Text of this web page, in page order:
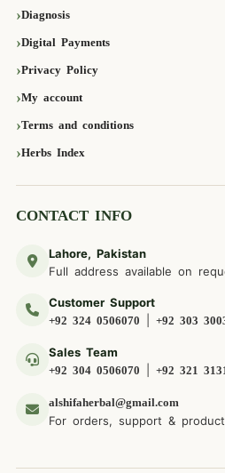
Diagnosis
Digital Payments
Privacy Policy
My account
Terms and conditions
Herbs Index
CONTACT INFO
Lahore, Pakistan
Full address available on
Customer Support
+92 324 0506070 +92 303
Sales Team
+92 304 0506070 +92 321
alshifaherbal@gmail.com
For orders, support &